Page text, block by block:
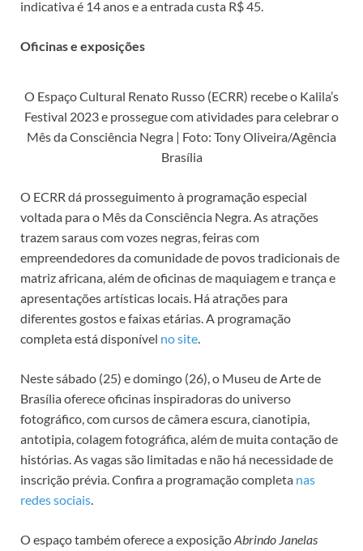
indicativa é 14 anos e a entrada custa R$ 45.
Oficinas e exposições
O Espaço Cultural Renato Russo (ECRR) recebe o Kalila’s
Festival 2023 e prossegue com atividades para celebrar o
Mês da Consciência Negra | Foto: Tony Oliveira/Agência
Brasília
O ECRR dá prosseguimento à programação especial
voltada para o Mês da Consciência Negra. As atrações
trazem saraus com vozes negras, feiras com
empreendedores da comunidade de povos tradicionais de
matriz africana, além de oficinas de maquiagem e trança e
apresentações artísticas locais. Há atrações para
diferentes gostos e faixas etárias. A programação
completa está disponível no site
Neste sábado (25) e domingo (26), o Museu de Arte de
Brasília oferece oficinas inspiradoras do universo
fotográfico, com cursos de câmera escura, cianotipia,
antotipia, colagem fotográfica, além de muita contação de
histórias. As vagas são limitadas e não há necessidade de
inscrição prévia. Confira a programação completa nas
redes sociais
O espaço também oferece a exposiçãoAbrindo Janelas